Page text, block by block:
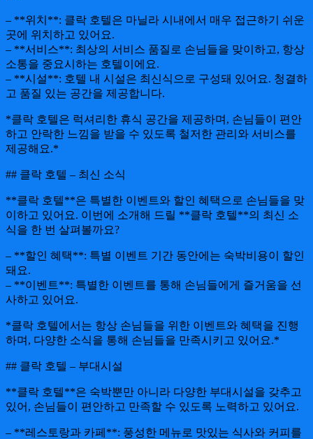
– **위치**: 클락 호텔은 마닐라 시내에서 매우 접근하기 쉬운
곳에 위치하고 있어요.
– **서비스**: 최상의 서비스 품질로 손님들을 맞이하고, 항상
소통을 중요시하는 호텔이에요.
– **시설**: 호텔 내 시설은 최신식으로 구성돼 있어요. 청결하
고 품질 있는 공간을 제공합니다.
*클락 호텔은 럭셔리한 휴식 공간을 제공하며, 손님들이 편안
하고 안락한 느낌을 받을 수 있도록 철저한 관리와 서비스를
제공해요.*
## 클락 호텔 – 최신 소식
**클락 호텔**은 특별한 이벤트와 할인 혜택으로 손님들을 맞
이하고 있어요. 이번에 소개해 드릴 **클락 호텔**의 최신 소
식을 한 번 살펴볼까요?
– **할인 혜택**: 특별 이벤트 기간 동안에는 숙박비용이 할인
돼요.
– **이벤트**: 특별한 이벤트를 통해 손님들에게 즐거움을 선
사하고 있어요.
*클락 호텔에서는 항상 손님들을 위한 이벤트와 혜택을 진행
하며, 다양한 소식을 통해 손님들을 만족시키고 있어요.*
## 클락 호텔 – 부대시설
**클락 호텔**은 숙박뿐만 아니라 다양한 부대시설을 갖추고
있어, 손님들이 편안하고 만족할 수 있도록 노력하고 있어요.
– **레스토랑과 카페**: 풍성한 메뉴로 맛있는 식사와 커피를